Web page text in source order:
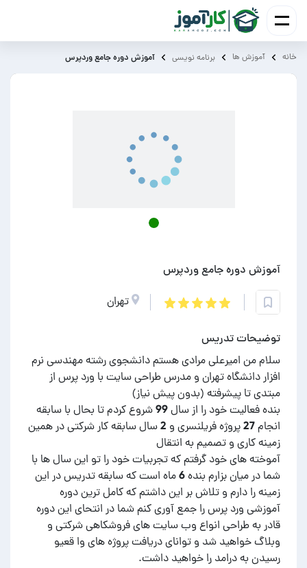
خانه آموزش ‌ها برنامه نویسی آموزش دوره جامع وردپرس
آموزش دوره جامع وردپرس
تهران
توضیحات تدریس
سلام من امیرعلی مرادی هستم دانشجوی رشته مهندسی نرم
افزار دانشگاه تهران و مدرس طراحی سایت با ورد پرس از
بنده فعالیت خود را از سال 99 شروع کردم تا بحال با سابقه
انجام 27 پروژه فریلنسری و 2 سال سابقه کار شرکتی در همین
آموخته های خود گرفتم که تجربیات خود را تو این سال ها با
شما در میان بزارم بنده 6 ماه است که سابقه تدریس در این
زمینه را دارم و تلاش بر این داشتم که کامل ترین دوره
آموزشی ورد پرس را جمع آوری کنم شما در انتحای این دوره
قادر به طراحی انواع وب سایت های فروشکاهی شرکتی و
وبلاگ خواهید شد و توانای دریافت پروژه های وا قعیو
رسیدن به درامد را خواهید داشت.